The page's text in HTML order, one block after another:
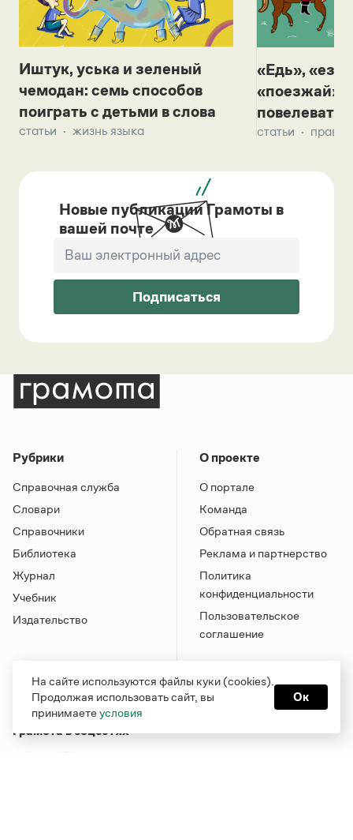
Иштук, уська и зеленый
чемодан: семь способов
поиграть с детьми в слова
статьи жизнь языка
«Едь»,
«поезжай»?
повелевать
статьи
Новые публикации Грамоты в
вашей почте
Подписаться
Рубрики
Справочная служба
Словари
Справочники
Библиотека
Журнал
Учебник
Издательство
О проекте
О портале
Команда
Обратная связь
Реклама и партнерство
Политика
конфиденциальности
Пользовательское
соглашение
Грамота в соцсетях
На сайте используются файлы куки (cookies).
Продолжая использовать сайт, вы
принимаетеусловия
Ок